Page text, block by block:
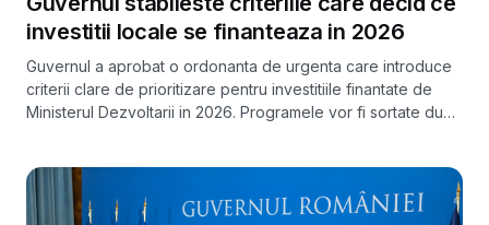
investitii locale se finanteaza in 2026
Guvernul a aprobat o ordonanta de urgenta care introduce
criterii clare de prioritizare pentru investitiile finantate de
Ministerul Dezvoltarii in 2026. Programele vor fi sortate dupa